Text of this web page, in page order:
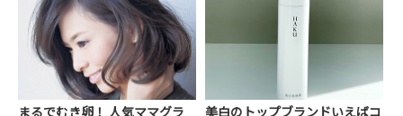
まるでむき卵！ 人気ママグラ
美白のトップブランドいえばコ